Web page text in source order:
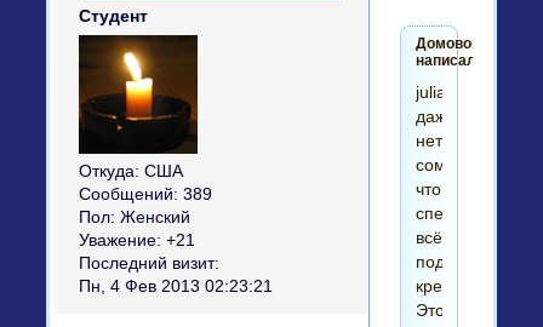
Студент
Откуда: США
Сообщений: 389
Пол: Женский
Уважение: +21
Последний визит:
Пн, 4 Фев 2013 02:23:21
Домовой
написал(а):
juliana7,
даже
нет
сомнений
что
спецом
всё
подстроено
кремлём.
Этот